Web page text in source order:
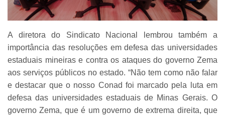
A diretora do Sindicato Nacional lembrou também a
importância das resoluções em defesa das universidades
estaduais mineiras e contra os ataques do governo Zema
aos serviços públicos no estado. “Não tem como não falar
e destacar que o nosso Conad foi marcado pela luta em
defesa das universidades estaduais de Minas Gerais. O
governo Zema, que é um governo de extrema direita, que